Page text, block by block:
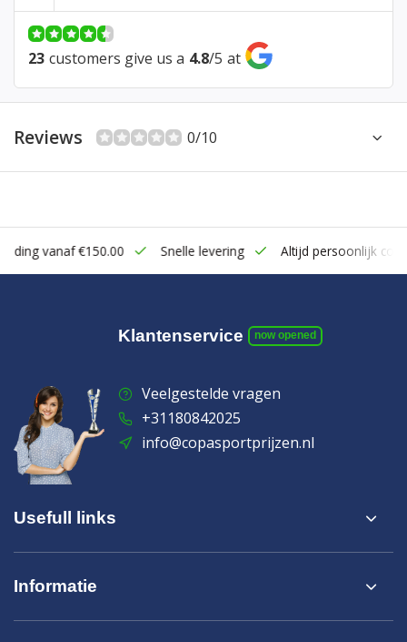
23 customers give us a 4.8/5 at
Reviews 0/10
vanaf €150.00 Snelle levering Altijd persoonlijk
Klantenservice now opened
Veelgestelde vragen
+31180842025
info@copasportprijzen.nl
Usefull links
Informatie